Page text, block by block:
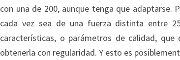
con una de 200, aunque tenga que adaptarse.
cada vez sea de una fuerza distinta entre
características, o parámetros de calidad,
obtenerla con regularidad. Y esto es